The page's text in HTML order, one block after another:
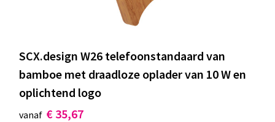
SCX.design W26 telefoonstandaard van
bamboe met draadloze oplader van 10 W en
oplichtend logo
vanaf € 35,67